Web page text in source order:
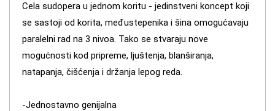
Cela sudopera u jednom koritu - jedinstveni koncept koji
se sastoji od korita, međustepenika i šina omogućavaju
paralelni rad na 3 nivoa. Tako se stvaraju nove
mogućnosti kod pripreme, ljuštenja, blanširanja,
natapanja, čišćenja i držanja lepog reda.
-Jednostavno genijalna